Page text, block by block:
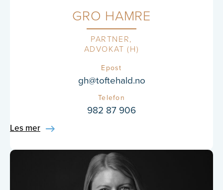
GRO HAMRE
PARTNER
ADVOKAT (H)
Epost
gh@toftehald.no
Telefon
982 87 906
Les mer